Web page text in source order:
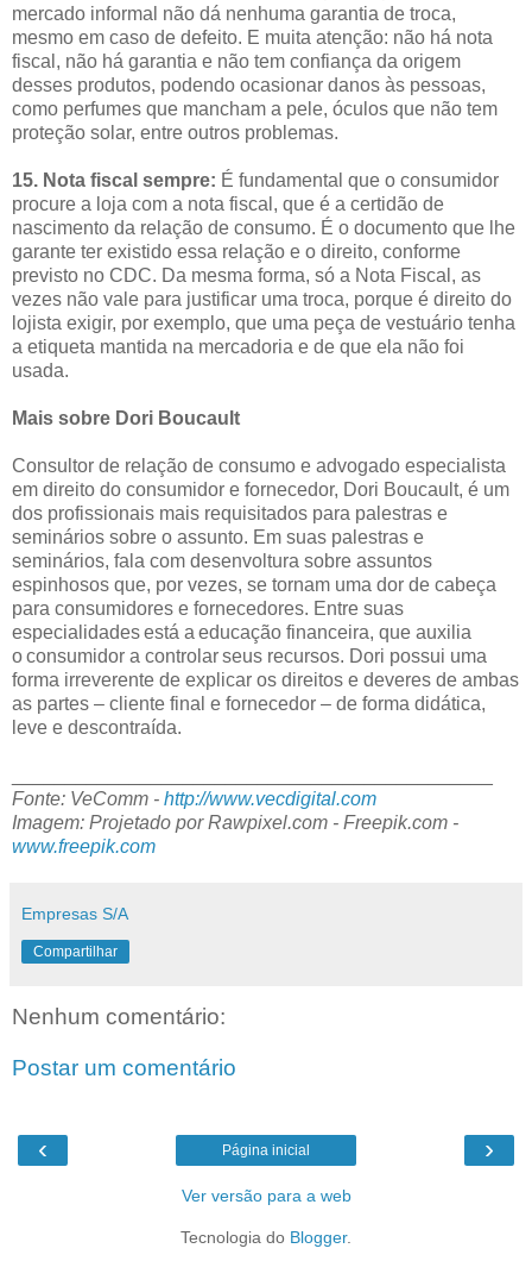
mercado informal não dá nenhuma garantia de troca,
mesmo em caso de defeito. E muita atenção: não há nota
fiscal, não há garantia e não tem confiança da origem
desses produtos, podendo ocasionar danos às pessoas,
como perfumes que mancham a pele, óculos que não tem
proteção solar, entre outros problemas.
15. Nota fiscal sempre: É fundamental que o consumidor
procure a loja com a nota fiscal, que é a certidão de
nascimento da relação de consumo. É o documento que lhe
garante ter existido essa relação e o direito, conforme
previsto no CDC. Da mesma forma, só a Nota Fiscal, as
vezes não vale para justificar uma troca, porque é direito do
lojista exigir, por exemplo, que uma peça de vestuário tenha
a etiqueta mantida na mercadoria e de que ela não foi
usada.
Mais sobre Dori Boucault
Consultor de relação de consumo e advogado especialista
em direito do consumidor e fornecedor, Dori Boucault, é um
dos profissionais mais requisitados para palestras e
seminários sobre o assunto. Em suas palestras e
seminários, fala com desenvoltura sobre assuntos
espinhosos que, por vezes, se tornam uma dor de cabeça
para consumidores e fornecedores. Entre suas
especialidades está a educação financeira, que auxilia
o consumidor a controlar seus recursos. Dori possui uma
forma irreverente de explicar os direitos e deveres de ambas
as partes – cliente final e fornecedor – de forma didática,
leve e descontraída.
Fonte: VeComm - http://www.vecdigital.com
Imagem: Projetado por Rawpixel.com - Freepik.com -
www.freepik.com
Empresas S/A
Compartilhar
Nenhum comentário:
Postar um comentário
‹ ›
Página inicial
Ver versão para a web
Tecnologia do Blogger.